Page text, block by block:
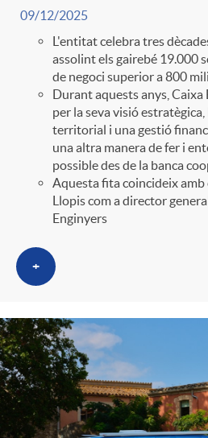
09/12/2025
L'entitat celebra tres
assolint els gairebé 19.000
de negoci superior a 800
Durant aquests anys, Caixa
per la seva visió
territorial i una gestió
una altra manera de fer i
possible des de la banca
Aquesta fita coincideix
Llopis com a director
Enginyers
+